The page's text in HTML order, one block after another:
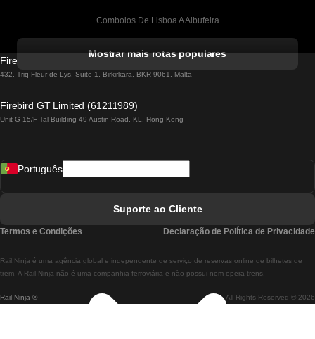
Comboios De Lisboa A Albufeira
Comboios De Lisboa A Lagos
Comboios De Lisboa A Madrid
Comboios De Lisboa A Braga
Comboios De Braga A Lisboa
Mostrar mais rotas populares
Firebird GT Limited (OC 1451)
432, Triq Fleur de Lys, Suite 1, Birkirkara, BKR 9061, Malta
Firebird GT Limited (61211989)
Unit G 15/F Tal Building 49 Austin Road, KL, Hong Kong
Rail Ninja ® All Rights Reserved © 2026
Rail.Ninja é uma agência global e independente de serviço de reservas online de bilhetes de
trem. A Rail Ninja não é uma companhia ferroviária e não possui nem opera trens.
Português
Suporte ao Cliente
Termos e Condições Declaração de Política de Privacidade